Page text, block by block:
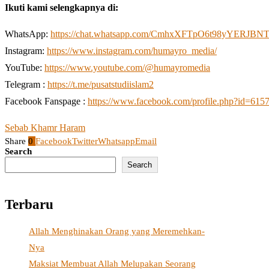
Ikuti kami selengkapnya di:
WhatsApp: https://chat.whatsapp.com/
Instagram: https://www.instagram.com/humayro_media/
YouTube: https://www.youtube.com/@humayromedia
Telegram : https://t.me/pusatstudiislam2
Facebook Fanspage : https://www.facebook.com/
Sebab Khamr Haram
Share 0 FacebookTwitterWhatsappEmail
Search
Search
Terbaru
Allah Menghinakan Orang yang Meremehkan-
Nya
Maksiat Membuat Allah Melupakan Seorang